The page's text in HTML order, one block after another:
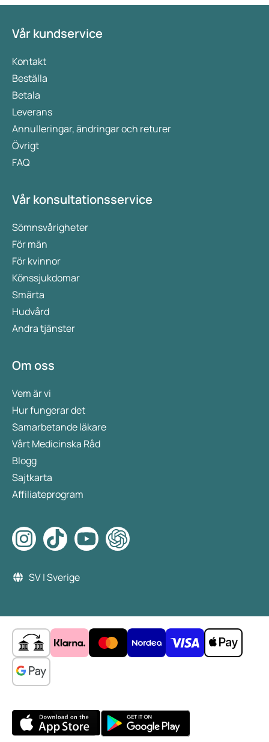
Vår kundservice
Kontakt
Beställa
Betala
Leverans
Annulleringar, ändringar och returer
Övrigt
FAQ
Vår konsultationsservice
Sömnsvårigheter
För män
För kvinnor
Könssjukdomar
Smärta
Hudvård
Andra tjänster
Om oss
Vem är vi
Hur fungerar det
Samarbetande läkare
Vårt Medicinska Råd
Blogg
Sajtkarta
Affiliateprogram
SV | Sverige